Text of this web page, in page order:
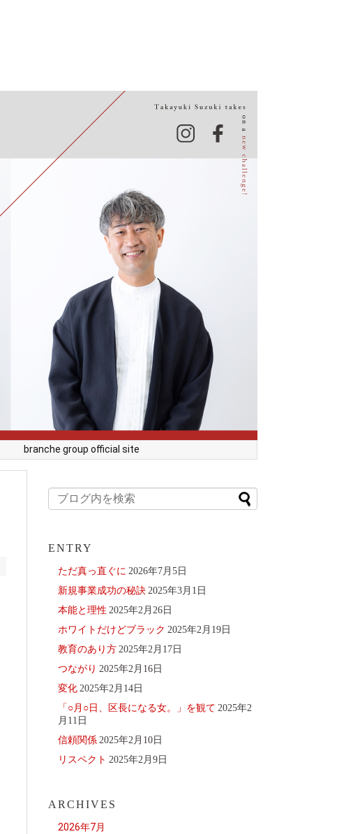
branche group official site
ENTRY
ただ真っ直ぐに 2026年7月5日
新規事業成功の秘訣 2025年3月1日
本能と理性 2025年2月26日
ホワイトだけどブラック 2025年2月19日
教育のあり方 2025年2月17日
つながり 2025年2月16日
変化 2025年2月14日
「○月○日、区長になる女。」を観て 2025年2
月11日
信頼関係 2025年2月10日
リスペクト 2025年2月9日
ARCHIVES
2026年7月